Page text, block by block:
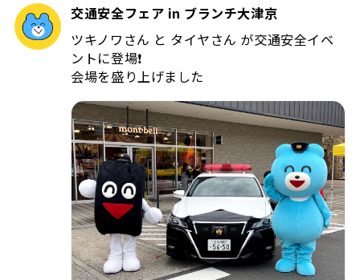
交通安全フェア in ブランチ大津京
ツキノワさん と タイヤさん が交通安全イベ
ントに登場❗️
会場を盛り上げました